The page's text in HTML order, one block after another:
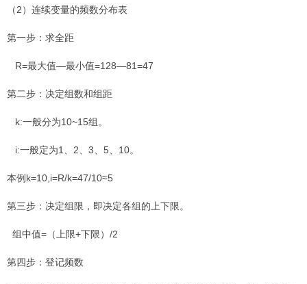
（2）连续变量的频数分布表
第一步：求全距
R=最大值—最小值=128—81=47
第二步：决定组数和组距
k:一般分为10~15组。
i:一般定为1、2、3、5、10。
本例k=10,i=R/k=47/10≈5
第三步：决定组限，即决定各组的上下限。
组中值=（上限+下限）/2
第四步：登记频数